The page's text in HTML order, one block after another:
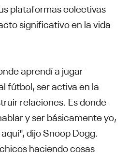
plataformas colectivas
significativo en la vida
aprendí a jugar
fútbol, ser activa en la
relaciones. Es donde
y ser básicamente yo,
dijo Snoop Dogg.
haciendo cosas